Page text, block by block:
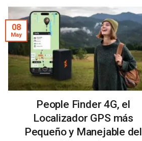
People Finder 4G, el
Localizador GPS más
Pequeño y Manejable del
08
May